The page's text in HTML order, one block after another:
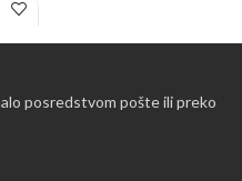
posredstvom pošte ili preko